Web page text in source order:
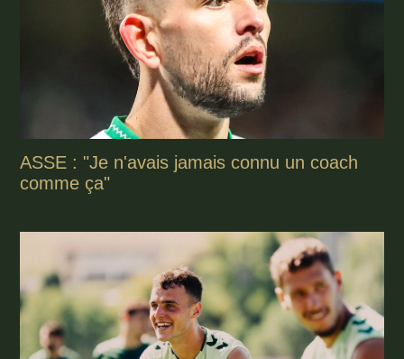
ASSE : "Je n'avais jamais connu un coach
comme ça"